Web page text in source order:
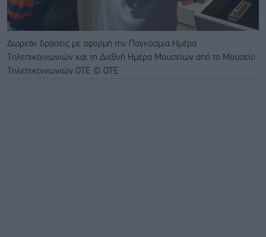
Δωρεάν δράσεις με αφορμή την Παγκόσμια Ημέρα
Τηλεπικοινωνιών και τη Διεθνή Ημέρα Μουσείων από το Μουσείο
Τηλεπικοινωνιών ΟΤΕ © ΟΤΕ